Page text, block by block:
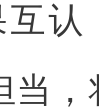
认
当